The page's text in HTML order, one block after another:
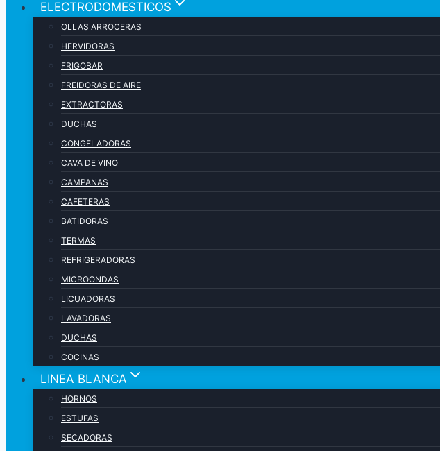
ELECTRODOMESTICOS
OLLAS ARROCERAS
HERVIDORAS
FRIGOBAR
FREIDORAS DE AIRE
EXTRACTORAS
DUCHAS
CONGELADORAS
CAVA DE VINO
CAMPANAS
CAFETERAS
BATIDORAS
TERMAS
REFRIGERADORAS
MICROONDAS
LICUADORAS
LAVADORAS
DUCHAS
COCINAS
LINEA BLANCA
HORNOS
ESTUFAS
SECADORAS